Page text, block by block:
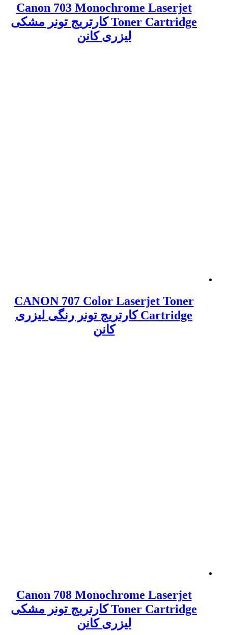
Canon 703 Monochrome Laserjet
Toner Cartridge کارتریج تونر مشکی
لیزری کانن
CANON 707 Color Laserjet Toner
Cartridge کارتریج تونر رنگی لیزری
Canon 708 Monochrome Laserjet
Toner Cartridge کارتریج تونر مشکی
لیزری کانن